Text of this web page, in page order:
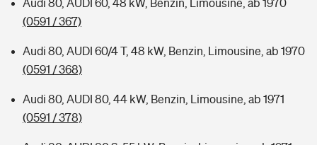
Audi 80, AUDI 60, 48 kW, Benzin, Limousine, ab 1970
(0591 / 367)
Audi 80, AUDI 60/4 T, 48 kW, Benzin, Limousine, ab 1970
(0591 / 368)
Audi 80, AUDI 80, 44 kW, Benzin, Limousine, ab 1971
(0591 / 378)